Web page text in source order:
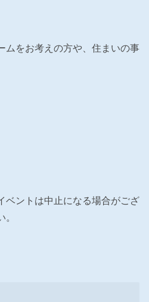
ムをお考えの方や、住まいの事
ベントは中止になる場合がござ
。